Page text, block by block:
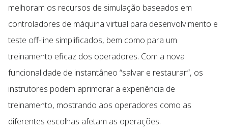
melhoram os recursos de simulação baseados em
controladores de máquina virtual para desenvolvimento e
teste off-line simplificados, bem como para um
treinamento eficaz dos operadores. Com a nova
funcionalidade de instantâneo “salvar e restaurar”, os
instrutores podem aprimorar a experiência de
treinamento, mostrando aos operadores como as
diferentes escolhas afetam as operações.